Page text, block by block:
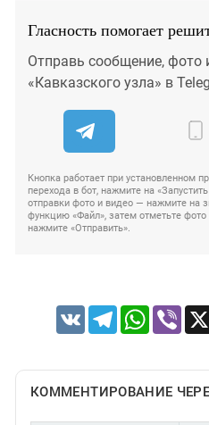
Гласность помогает
Отправь сообщение, фото
«Кавказского узла» в
Кнопка работает при установленном
перехода в бот, нажмите на
отправки фото и видео — нажмите на
функцию «Файл», затем отметьте
нажмите «Отправить».
VK TelegramWhatsApp
Viber
КОММЕНТИРОВАНИЕ